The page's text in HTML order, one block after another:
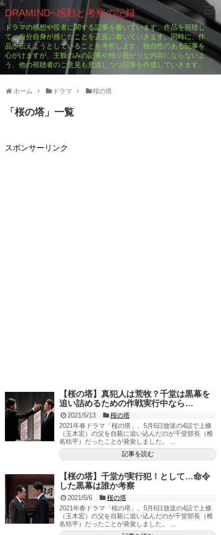
DRAMIND~感動と考察の記録
ドラマの感想や役者に関する記事を書いています。作品を視聴し
て、自分自身が感じたことを正直に書いていきます。同時に、作
品が伝えようとしていることを考察します。独自性のある記事を
心がけますが、主観のみの記事や独り善がりな内容にならないよ
う、他の視聴者のご意見も意識しつつ記事を作成していきます。
ホーム ドラマ 桜の塔
「 桜の塔 」 一覧
スポンサーリンク
【桜の塔】真犯人は荒牧？千堂は黒幕を
追い詰めるための作戦実行中なら…
2021/5/13
桜の塔
2021年春ドラマ「桜の塔」。5月6日放送の4話で上條
（玉木宏）の父を自殺に追い込んだのが千堂部長（椎
名桔平）だったことが発覚しました。 ...
記事を読む
【桜の塔】千堂が実行犯！として…命令
した黒幕は誰か考察
2021/5/6
桜の塔
2021年春ドラマ「桜の塔」。5月6日放送の4話で上條
（玉木宏）の父を自殺に追い込んだのが千堂部長（椎
名桔平）だったことが発覚しました。 ...